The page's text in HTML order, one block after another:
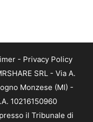
- Privacy Policy
SRL - Via A.
Monzese (MI) -
10216150960
il Tribunale di